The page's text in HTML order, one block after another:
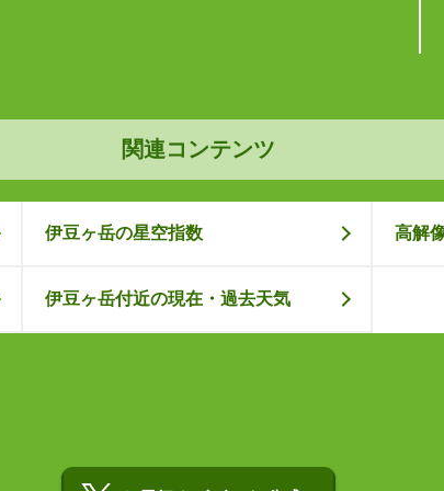
関連コンテンツ
伊豆ヶ岳の星空指数 高解
伊豆ヶ岳付近の現在・過去天気